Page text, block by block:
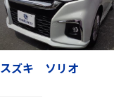
スズキ ソリオ